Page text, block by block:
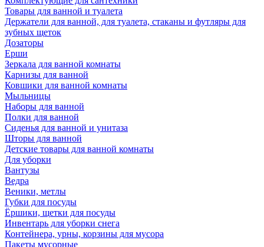
Товары для ванной и туалета
Держатели для ванной, для туалета, стаканы и футляры для
зубных щеток
Дозаторы
Ерши
Зеркала для ванной комнаты
Карнизы для ванной
Ковшики для ванной комнаты
Мыльницы
Наборы для ванной
Полки для ванной
Сиденья для ванной и унитаза
Шторы для ванной
Детские товары для ванной комнаты
Для уборки
Вантузы
Ведра
Веники, метлы
Губки для посуды
Ёршики, щетки для посуды
Инвентарь для уборки снега
Контейнера, урны, корзины для мусора
Пакеты мусорные